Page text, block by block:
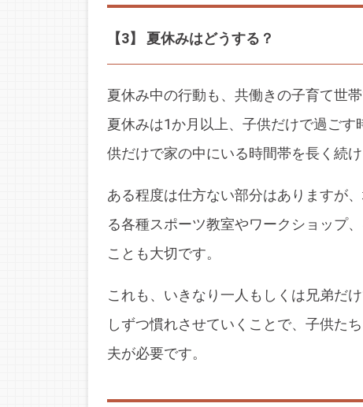
【3】 夏休みはどうする？
夏休み中の行動も、共働きの子育て世
夏休みは1か月以上、子供だけで過ご
供だけで家の中にいる時間帯を長く続
ある程度は仕方ない部分はありますが
る各種スポーツ教室やワークショップ
ことも大切です。
これも、いきなり一人もしくは兄弟だ
しずつ慣れさせていくことで、子供た
夫が必要です。